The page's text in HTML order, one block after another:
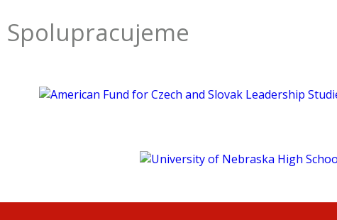
Spolupracujeme